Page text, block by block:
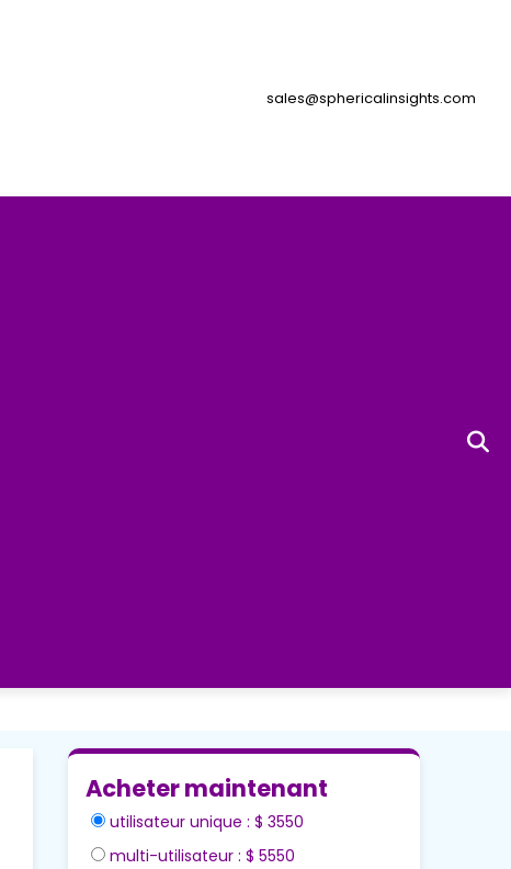
sales@sphericalinsights.com
Acheter maintenant
utilisateur unique : $ 3550
multi-utilisateur : $ 5550